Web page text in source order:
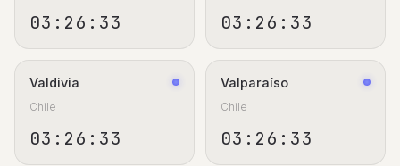
03:26:33 03:26:33
Valdivia
Chile
03:26:33
Valparaíso
Chile
03:26:33